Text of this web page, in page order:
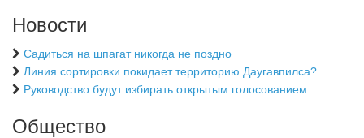
Новости
Садиться на шпагат никогда не поздно
Линия сортировки покидает территорию Даугавпилса?
Руководство будут избирать открытым голосованием
Общество